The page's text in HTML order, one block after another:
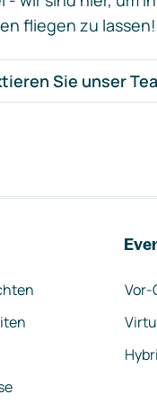
fliegen zu lassen!
Sie unser
Vor-